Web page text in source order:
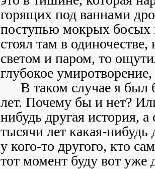
горящих под ваннами
поступью мокрых босых
стоял там в
светом и паром, то
глубокое
В таком случае я был
лет. Почему бы и нет?
нибудь другая история,
тысячи лет какая-нибудь
у кого-то другого, кто
тот момент буду вот уже